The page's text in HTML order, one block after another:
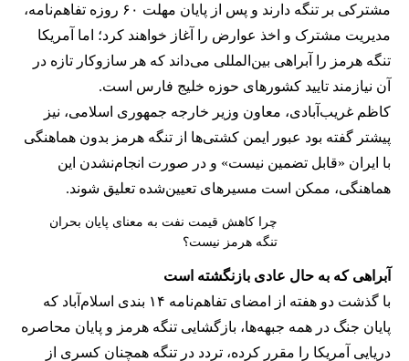
مشترکی بر تنگه دارند و پس از پایان مهلت ۶۰ روزه تفاهم‌نامه،
مدیریت مشترک و اخذ عوارض را آغاز خواهند کرد؛ اما آمریکا
تنگه هرمز را آبراهی بین‌المللی می‌داند که هر سازوکار تازه در
آن نیازمند تایید کشورهای حوزه خلیج فارس است.
کاظم غریب‌آبادی، معاون وزیر خارجه جمهوری اسلامی، نیز
پیشتر گفته بود عبور ایمن کشتی‌ها از تنگه هرمز بدون هماهنگی
با ایران «قابل تضمین نیست» و در صورت انجام‌نشدن این
هماهنگی، ممکن است مسیرهای تعیین‌شده تعلیق شوند.
چرا کاهش قیمت نفت به معنای پایان بحران
تنگه هرمز نیست؟
آبراهی که به حال عادی بازنگشته است
با گذشت دو هفته از امضای تفاهم‌نامه ۱۴ بندی اسلام‌آباد که
پایان جنگ در همه جبهه‌ها، بازگشایی تنگه هرمز و پایان محاصره
دریایی آمریکا را مقرر کرده، تردد در تنگه همچنان کسری از